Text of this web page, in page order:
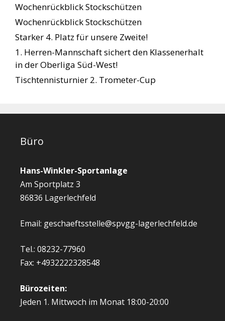
Wochenrückblick Stockschützen
Wochenrückblick Stockschützen
Starker 4. Platz für unsere Zweite!
1. Herren-Mannschaft sichert den Klassenerhalt
in der Oberliga Süd-West!
Tischtennisturnier 2. Trometer-Cup
Büro
Hans-Winkler-Sportanlage
Am Sportplatz 3
86836 Lagerlechfeld
Email: geschaeftsstelle@spvgg-lagerlechfeld.de
Tel.: 08232-77960
Fax: +4932222328548
Bürozeiten:
Jeden 1. Mittwoch im Monat 18:00-20:00